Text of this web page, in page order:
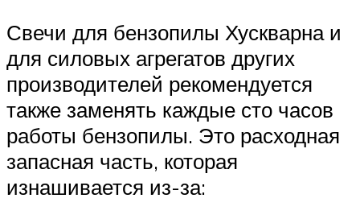
Свечи для бензопилы Хускварна и
для силовых агрегатов других
производителей рекомендуется
также заменять каждые сто часов
работы бензопилы. Это расходная
запасная часть, которая
изнашивается из-за: